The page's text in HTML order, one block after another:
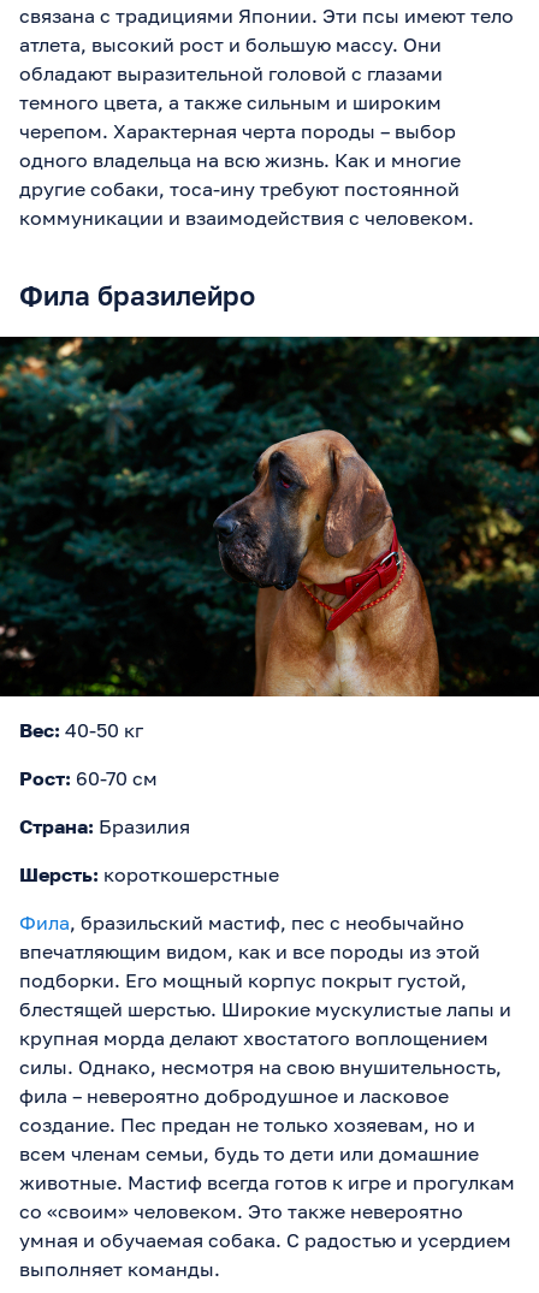
связана с традициями Японии. Эти псы имеют тело
атлета, высокий рост и большую массу. Они
обладают выразительной головой с глазами
темного цвета, а также сильным и широким
черепом. Характерная черта породы – выбор
одного владельца на всю жизнь. Как и многие
другие собаки, тоса-ину требуют постоянной
коммуникации и взаимодействия с человеком.
Фила бразилейро
Вес: 40-50 кг
Рост: 60-70 см
Страна: Бразилия
Шерсть: короткошерстные
Фила, бразильский мастиф, пес с необычайно
впечатляющим видом, как и все породы из этой
подборки. Его мощный корпус покрыт густой,
блестящей шерстью. Широкие мускулистые лапы и
крупная морда делают хвостатого воплощением
силы. Однако, несмотря на свою внушительность,
фила – невероятно добродушное и ласковое
создание. Пес предан не только хозяевам, но и
всем членам семьи, будь то дети или домашние
животные. Мастиф всегда готов к игре и прогулкам
со «своим» человеком. Это также невероятно
умная и обучаемая собака. С радостью и усердием
выполняет команды.